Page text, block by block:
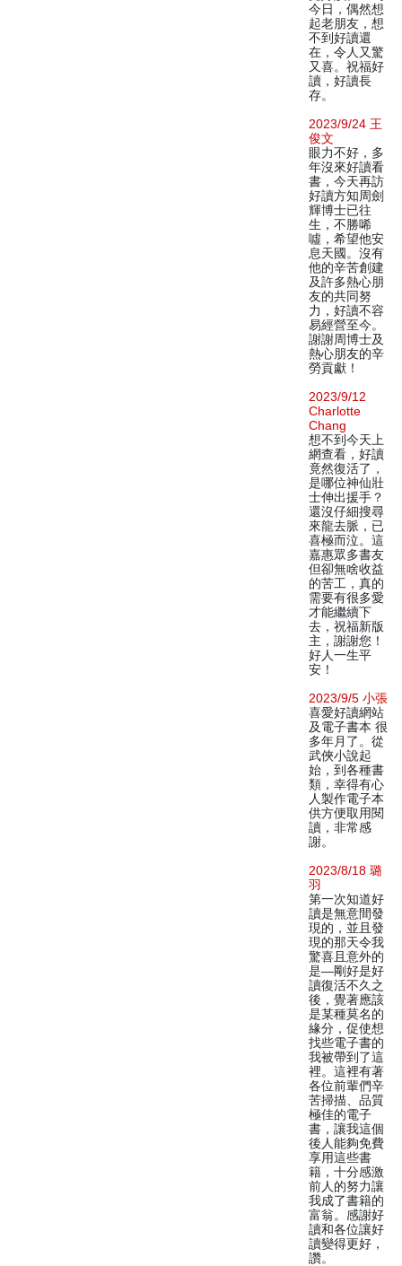
今日，偶然想
起老朋友，想
不到好讀還
在，令人又驚
又喜。祝福好
讀，好讀長
存。
2023/9/24 王
俊文
眼力不好，多
年沒來好讀看
書，今天再訪
好讀方知周劍
輝博士已往
生，不勝唏
噓，希望他安
息天國。沒有
他的辛苦創建
及許多熱心朋
友的共同努
力，好讀不容
易經營至今。
謝謝周博士及
熱心朋友的辛
勞貢獻！
2023/9/12
Charlotte
Chang
想不到今天上
網查看，好讀
竟然復活了，
是哪位神仙壯
士伸出援手？
還沒仔細搜尋
來龍去脈，已
喜極而泣。這
嘉惠眾多書友
但卻無啥收益
的苦工，真的
需要有很多愛
才能繼續下
去，祝福新版
主，謝謝您！
好人一生平
安！
2023/9/5 小張
喜愛好讀網站
及電子書本 很
多年月了。從
武俠小說起
始，到各種書
類，幸得有心
人製作電子本
供方便取用閱
讀，非常感
謝。
2023/8/18 璐
羽
第一次知道好
讀是無意間發
現的，並且發
現的那天令我
驚喜且意外的
是—剛好是好
讀復活不久之
後，覺著應該
是某種莫名的
緣分，促使想
找些電子書的
我被帶到了這
裡。這裡有著
各位前輩們辛
苦掃描、品質
極佳的電子
書，讓我這個
後人能夠免費
享用這些書
籍，十分感激
前人的努力讓
我成了書籍的
富翁。感謝好
讀和各位讓好
讀變得更好，
讚。